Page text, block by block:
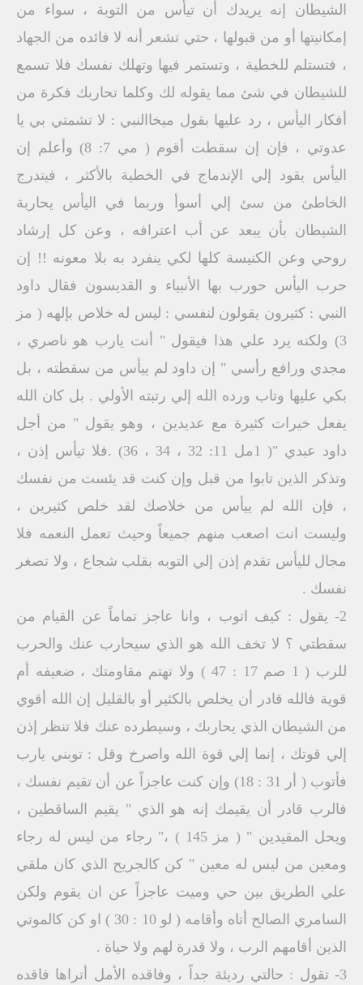
الشيطان إنه يريدك أن تيأس من التوبة ، سواء من
إمكانيتها أو من قبولها ، حتي تشعر أنه لا فائده من الجهاد
، فتستلم للخطية ، وتستمر فيها وتهلك نفسك فلا تسمع
للشيطان في شئ مما يقوله لك وكلما تحاربك فكرة من
أفكار اليأس ، رد عليها بقول ميخاالنبي : لا تشمتي بي يا
عدوتي ، فإن إن سقطت أقوم ( مي 7: 8) وأعلم إن
اليأس يقود إلي الإندماج في الخطية بالأكثر ، فيتدرج
الخاطئ من سئ إلي أسوأ وربما في اليأس يحاربة
الشيطان بأن يبعد عن أب اعترافه ، وعن كل إرشاد
روحي وعن الكنيسة كلها لكي ينفرد به بلا معونه !! إن
حرب اليأس حورب بها الأنبياء و القديسون فقال داود
النبي : كثيرون يقولون لنفسي : ليس له خلاص بإلهه ( مز
3) ولكنه يرد علي هذا فيقول " أنت يارب هو ناصري ،
مجدي ورافع رأسي " إن داود لم ييأس من سقطته ، بل
بكي عليها وتاب ورده الله إلي رتبته الأولي . بل كان الله
يفعل خيرات كثيرة مع عديدين ، وهو يقول " من أجل
داود عبدي "( 1مل 11: 32 ، 34 ، 36) .فلا تيأس إذن ،
وتذكر الذين تابوا من قبل وإن كنت قد يئست من نفسك
، فإن الله لم ييأس من خلاصك لقد خلص كثيرين ،
وليست انت اصعب منهم جميعاً وحيث تعمل النعمه فلا
مجال لليأس تقدم إذن إلي التوبه بقلب شجاع ، ولا تصغر
نفسك .
2- يقول : كيف اتوب ، وانا عاجز تماماً عن القيام من
سقطتي ؟ لا تخف الله هو الذي سيحارب عنك والحرب
للرب ( 1 صم 17 : 47 ) ولا تهتم مقاومتك ، ضعيفه أم
قوية فالله قادر أن يخلص بالكثير أو بالقليل إن الله أقوي
من الشيطان الذي يحاربك ، وسيطرده عنك فلا تنظر إذن
إلي قوتك ، إنما إلي قوة الله واصرخ وقل : توبني يارب
فأتوب ( أر 31 : 18) وإن كنت عاجزاً عن أن تقيم نفسك ،
فالرب قادر أن يقيمك إنه هو الذي " يقيم الساقطين ،
ويحل المقيدين " ( مز 145 ) ،" رجاء من ليس له رجاء
ومعين من ليس له معين " كن كالجريح الذي كان ملقي
علي الطريق بين حي وميت عاجزاً عن ان يقوم ولكن
السامري الصالح أتاه وأقامه ( لو 10 : 30 ) او كن كالموتي
الذين أقامهم الرب ، ولا قدرة لهم ولا حياة .
3- تقول : حالتي رديئة جداً ، وفاقده الأمل أتراها فاقده